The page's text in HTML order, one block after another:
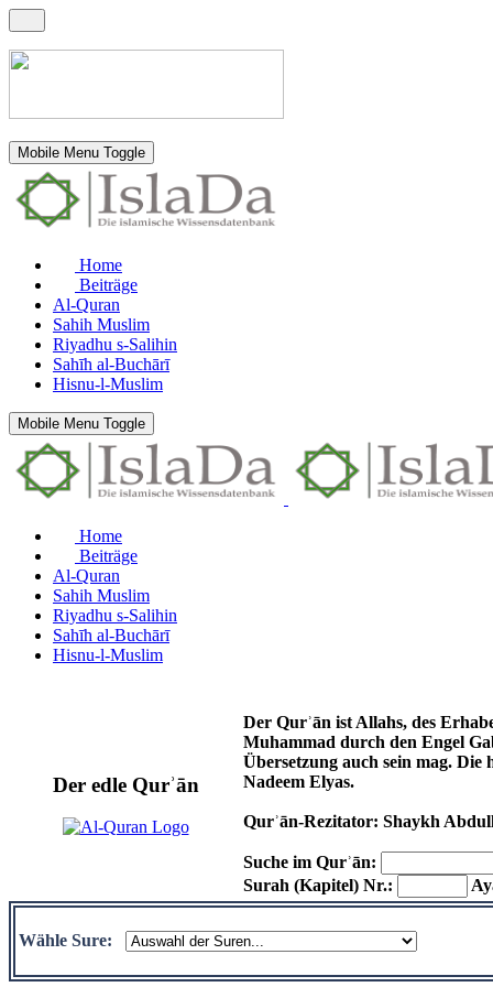
Mobile Menu Toggle
Home
Beiträge
Al-Quran
Sahih Muslim
Riyadhu s-Salihin
Sahīh al-Buchārī
Hisnu-l-Muslim
Mobile Menu Toggle
Home
Beiträge
Al-Quran
Sahih Muslim
Riyadhu s-Salihin
Sahīh al-Buchārī
Hisnu-l-Muslim
Der edle Qurʾān
Der Qurʾān ist Allahs, des
Muhammad durch den Engel
Übersetzung auch sein mag.
Nadeem Elyas.
Qurʾān-Rezitator: Shaykh
Suche im Qurʾān:
Surah (Kapitel) Nr.:
Wähle Sure: